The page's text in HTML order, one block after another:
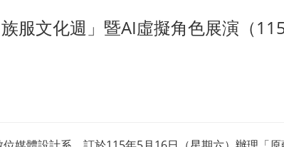
服文化週」暨AI虛擬角色展演（